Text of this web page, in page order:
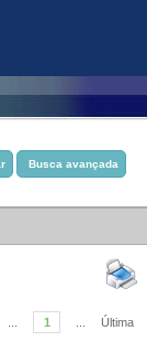
1 Última